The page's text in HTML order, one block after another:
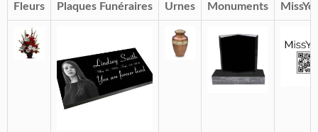
Fleurs Plaques Funéraires Urnes Monuments